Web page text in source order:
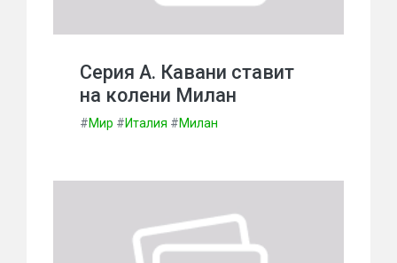
Серия А. Кавани ставит
на колени Милан
#Мир #Италия #Милан